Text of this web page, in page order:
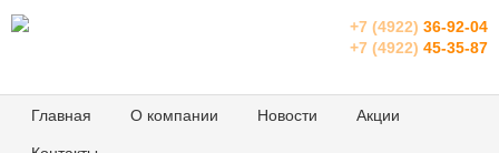
+7 (4922) 36-92-04
+7 (4922) 45-35-87
Главная О компании Новости Акции